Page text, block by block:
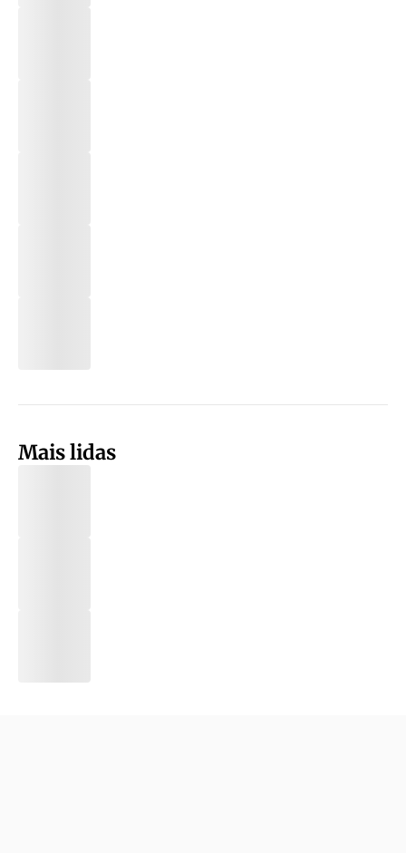
Mais lidas